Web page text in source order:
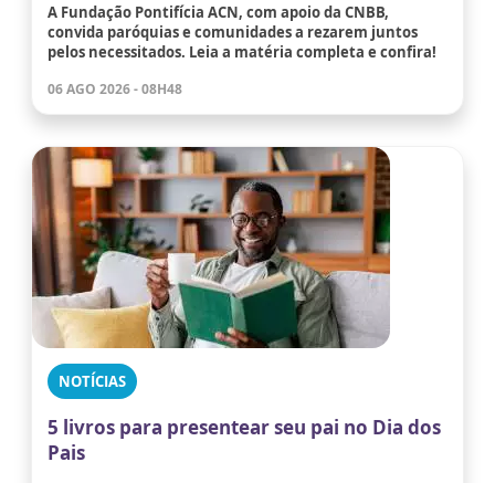
A Fundação Pontifícia ACN, com apoio da CNBB,
convida paróquias e comunidades a rezarem juntos
pelos necessitados. Leia a matéria completa e confira!
06 AGO 2026 - 08H48
NOTÍCIAS
5 livros para presentear seu pai no Dia dos
Pais